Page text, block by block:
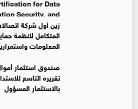
for Data
Security, and
Continuity Management Systems
زين أول شركة
المتكامل لأنظمة
المعلومات
صندوق استثمار
تقريره التاسع
بالاستثمار المسؤول